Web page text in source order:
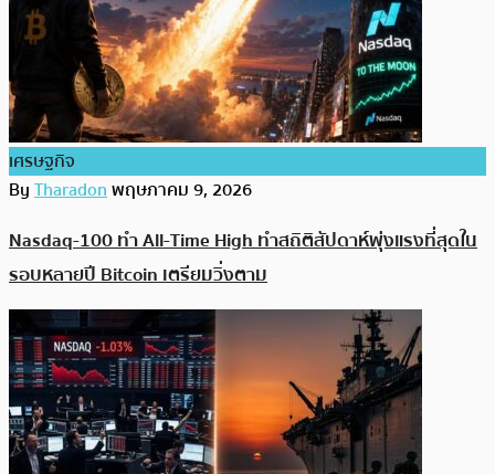
เศรษฐกิจ
ByTharadonพฤษภาคม 9, 2026
Nasdaq-100 ทำ All-Time High ทำสถิติสัปดาห์พุ่งแรงที่สุดใน
รอบหลายปี Bitcoin เตรียมวิ่งตาม